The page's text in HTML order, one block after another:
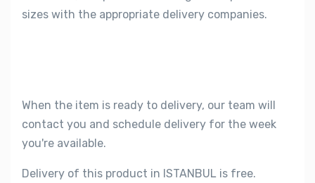
sizes with the appropriate delivery companies.
When the item is ready to delivery, our team will
contact you and schedule delivery for the week
you're available.
Delivery of this product in ISTANBUL is free.